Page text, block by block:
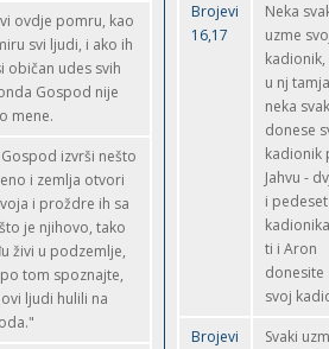
ovdje pomru, kao
svi ljudi, i ako ih
običan udes svih
Gospod nije
mene.
izvrši nešto
i zemlja otvori
i proždre ih sa
je njihovo, tako
živi u podzemlje,
tom spoznajte,
ljudi hulili na
Brojevi
16,17
Neka
uzme
kadionik,
u nj
neka
donese
kadionik
Jahvu -
i pedeset
ti i Aron
donesite
svoj
Brojevi
Svaki